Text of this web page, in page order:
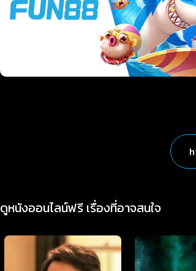
ดูหนังออนไลน์ฟรี เรื่องที่อาจสนใจ